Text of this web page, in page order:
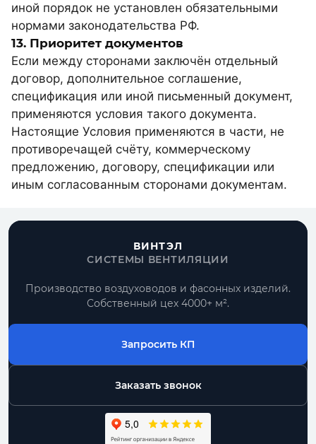
иной порядок не установлен обязательными
нормами законодательства РФ.
13. Приоритет документов
Если между сторонами заключён отдельный
договор, дополнительное соглашение,
спецификация или иной письменный документ,
применяются условия такого документа.
Настоящие Условия применяются в части, не
противоречащей счёту, коммерческому
предложению, договору, спецификации или
иным согласованным сторонами документам.
ВИНТЭЛ
СИСТЕМЫ ВЕНТИЛЯЦИИ
Производство воздуховодов и фасонных изделий.
Собственный цех 4000+ м².
Запросить КП
Заказать звонок